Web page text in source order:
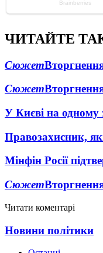
ЧИТАЙТЕ
Сюжет
Сюжет
У Києві на одному
Правозахисник,
Мінфін Росії
Сюжет
Читати коментарі
Новини політики